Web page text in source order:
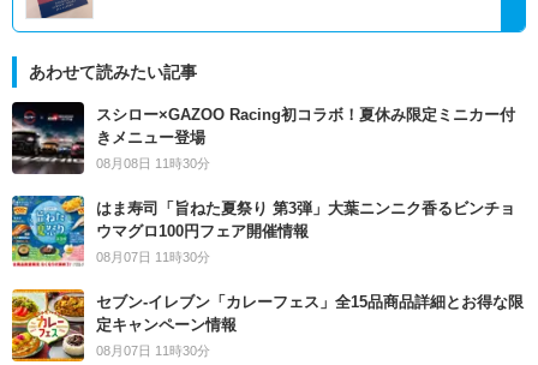
あわせて読みたい記事
スシロー×GAZOO Racing初コラボ！夏休み限定ミニカー付
きメニュー登場
08月08日 11時30分
はま寿司「旨ねた夏祭り 第3弾」大葉ニンニク香るビンチョ
ウマグロ100円フェア開催情報
08月07日 11時30分
セブン‐イレブン「カレーフェス」全15品商品詳細とお得な限
定キャンペーン情報
08月07日 11時30分